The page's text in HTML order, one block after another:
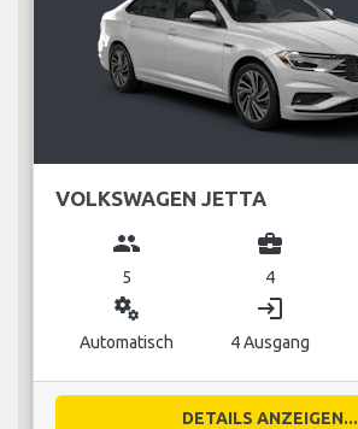
VOLKSWAGEN JETTA
group
5
business_center
4
miscellaneous_services
Automatisch
login
4 Ausgang
DETAILS ANZEIGEN...